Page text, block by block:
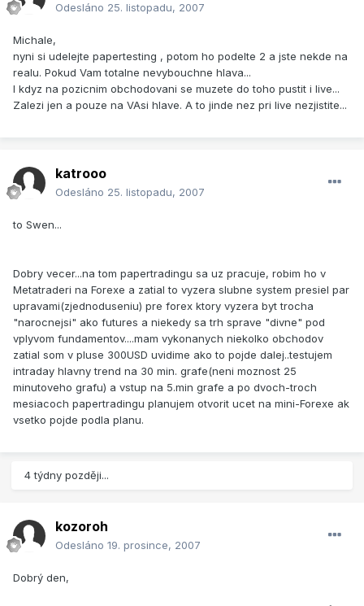
Odesláno 25. listopadu, 2007
Michale,
nyni si udelejte papertesting , potom ho podelte 2 a jste nekde na
realu. Pokud Vam totalne nevybouchne hlava...
I kdyz na pozicnim obchodovani se muzete do toho pustit i live...
Zalezi jen a pouze na VAsi hlave. A to jinde nez pri live nezjistite...
katrooo
Odesláno 25. listopadu, 2007
to Swen...
Dobry vecer...na tom papertradingu sa uz pracuje, robim ho v
Metatraderi na Forexe a zatial to vyzera slubne system presiel par
upravami(zjednoduseniu) pre forex ktory vyzera byt trocha
"narocnejsi" ako futures a niekedy sa trh sprave "divne" pod
vplyvom fundamentov....mam vykonanych niekolko obchodov
zatial som v pluse 300USD uvidime ako to pojde dalej..testujem
intraday hlavny trend na 30 min. grafe(neni moznost 25
minutoveho grafu) a vstup na 5.min grafe a po dvoch-troch
mesiacoch papertradingu planujem otvorit ucet na mini-Forexe ak
vsetko pojde podla planu.
4 týdny později...
kozoroh
Odesláno 19. prosince, 2007
Dobrý den,